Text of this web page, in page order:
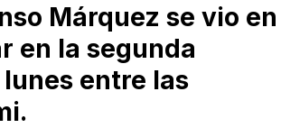
Márquez se vio en
en la segunda
entre las